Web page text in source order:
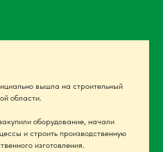
вышла на строительный
области.
оборудование, начали
и строить производственную
изготовления.